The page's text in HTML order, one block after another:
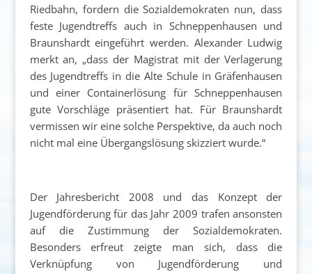
Riedbahn, fordern die Sozialdemokraten nun, dass
feste Jugendtreffs auch in Schneppenhausen und
Braunshardt eingeführt werden. Alexander Ludwig
merkt an, „dass der Magistrat mit der Verlagerung
des Jugendtreffs in die Alte Schule in Gräfenhausen
und einer Containerlösung für Schneppenhausen
gute Vorschläge präsentiert hat. Für Braunshardt
vermissen wir eine solche Perspektive, da auch noch
nicht mal eine Übergangslösung skizziert wurde.“
Der Jahresbericht 2008 und das Konzept der
Jugendförderung für das Jahr 2009 trafen ansonsten
auf die Zustimmung der Sozialdemokraten.
Besonders erfreut zeigte man sich, dass die
Verknüpfung von Jugendförderung und